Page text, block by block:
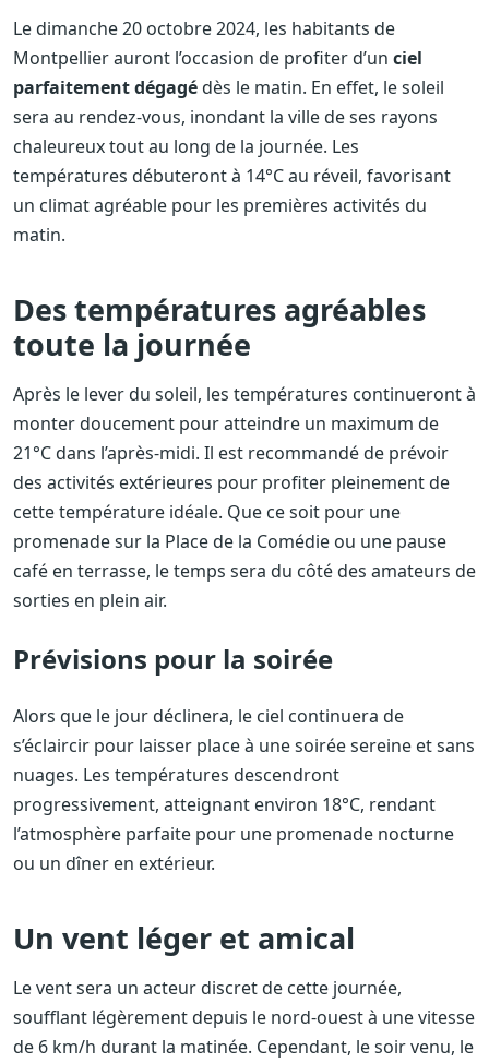
Le dimanche 20 octobre 2024, les habitants de
Montpellier auront l’occasion de profiter d’un ciel
parfaitement dégagédès le matin. En effet, le soleil
sera au rendez-vous, inondant la ville de ses rayons
chaleureux tout au long de la journée. Les
températures débuteront à 14°C au réveil, favorisant
un climat agréable pour les premières activités du
matin.
Des températures agréables
toute la journée
Après le lever du soleil, les températures continueront à
monter doucement pour atteindre un maximum de
21°C dans l’après-midi. Il est recommandé de prévoir
des activités extérieures pour profiter pleinement de
cette température idéale. Que ce soit pour une
promenade sur la Place de la Comédie ou une pause
café en terrasse, le temps sera du côté des amateurs de
sorties en plein air.
Prévisions pour la soirée
Alors que le jour déclinera, le ciel continuera de
s’éclaircir pour laisser place à une soirée sereine et sans
nuages. Les températures descendront
progressivement, atteignant environ 18°C, rendant
l’atmosphère parfaite pour une promenade nocturne
ou un dîner en extérieur.
Un vent léger et amical
Le vent sera un acteur discret de cette journée,
soufflant légèrement depuis le nord-ouest à une vitesse
de 6 km/h durant la matinée. Cependant, le soir venu, le